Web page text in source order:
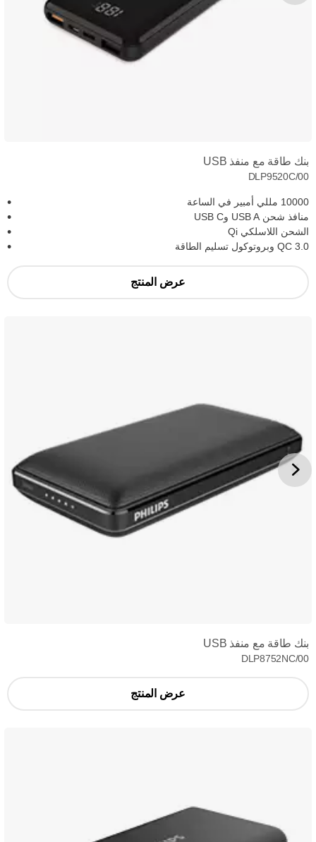
بنك طاقة مع منفذ USB
DLP9520C/00
10000 مللي أمبير في الساعة
منافذ شحن USB A وUSB C
الشحن اللاسلكي Qi
QC 3.0 وبروتوكول تسليم الطاقة
عرض المنتج
بنك طاقة مع منفذ USB
DLP8752NC/00
عرض المنتج